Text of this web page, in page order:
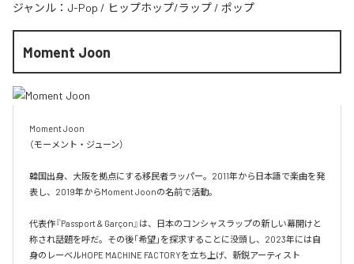
ジャンル： J-Pop / ヒップホップ/ラップ / ポップ
Moment Joon
Moment Joon
（モーメント・ジューン）
韓国出身、大阪を拠点にする移民者ラッパー。2011年から日本語で楽曲を発
表し、2019年からMoment Joonの名前で活動。
代表作『Passport & Garçon』は、日本のコンシャスラップの新しい幕開けと
称され話題を呼だ。その後「希望」を探求することに没頭し、2023年には自
身のレーベルHOPE MACHINE FACTORYを立ち上げ、新鋭アーティスト